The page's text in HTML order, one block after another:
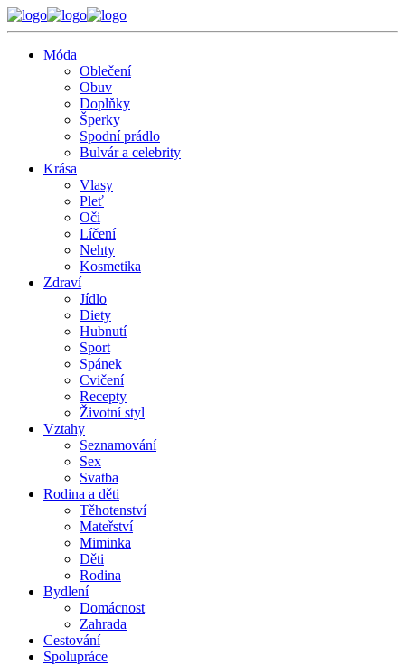
Móda
Oblečení
Obuv
Doplňky
Šperky
Spodní prádlo
Bulvár a celebrity
Krása
Vlasy
Pleť
Oči
Líčení
Nehty
Kosmetika
Zdraví
Jídlo
Diety
Hubnutí
Sport
Spánek
Cvičení
Recepty
Životní styl
Vztahy
Seznamování
Sex
Svatba
Rodina a děti
Těhotenství
Mateřství
Miminka
Děti
Rodina
Bydlení
Domácnost
Zahrada
Cestování
Spolupráce